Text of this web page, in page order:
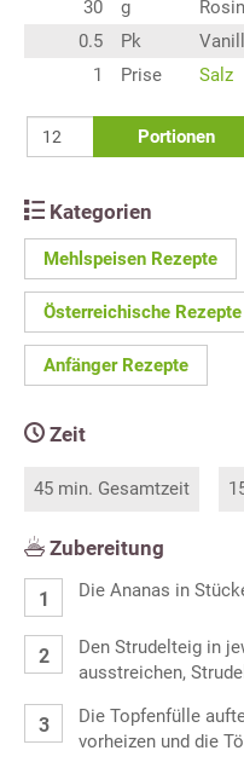
30
g
0.5
Pk
1
Prise Salz
Portionen
Kategorien
Mehlspeisen Rezepte
Österreichische Rezepte
Anfänger Rezepte
Zeit
45 min. Gesamtzeit
Zubereitung
Die Ananas in
Den Strudelteig in
ausstreichen,
Die Topfenfülle
vorheizen und die